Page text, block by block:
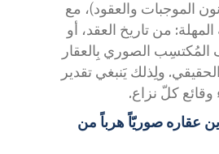
الموجبات والعقود)، مع
من تاريخ العقد، أو
الصوري بِالعقار
ولِذلك يَنبغي تقدير
كلّ نزاع.
عقاره صوريّاً هرباً من